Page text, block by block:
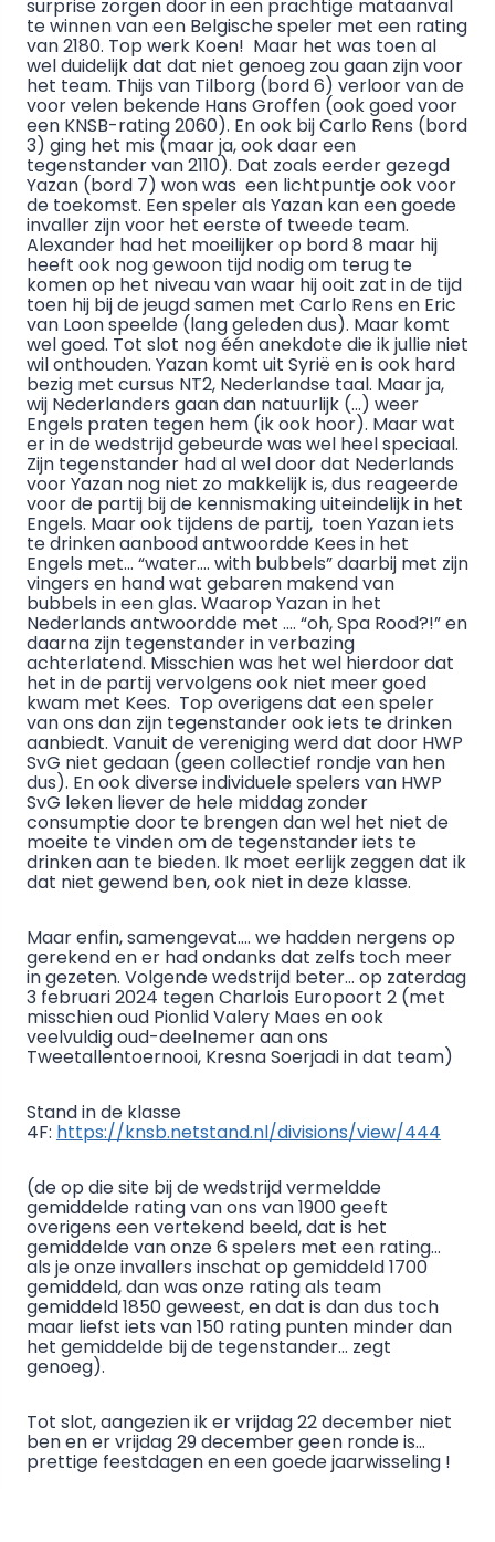
surprise zorgen door in een prachtige mataanval
te winnen van een Belgische speler met een rating
van 2180. Top werk Koen! Maar het was toen al
wel duidelijk dat dat niet genoeg zou gaan zijn voor
het team. Thijs van Tilborg (bord 6) verloor van de
voor velen bekende Hans Groffen (ook goed voor
een KNSB-rating 2060). En ook bij Carlo Rens (bord
3) ging het mis (maar ja, ook daar een
tegenstander van 2110). Dat zoals eerder gezegd
Yazan (bord 7) won was een lichtpuntje ook voor
de toekomst. Een speler als Yazan kan een goede
invaller zijn voor het eerste of tweede team.
Alexander had het moeilijker op bord 8 maar hij
heeft ook nog gewoon tijd nodig om terug te
komen op het niveau van waar hij ooit zat in de tijd
toen hij bij de jeugd samen met Carlo Rens en Eric
van Loon speelde (lang geleden dus). Maar komt
wel goed. Tot slot nog één anekdote die ik jullie niet
wil onthouden. Yazan komt uit Syrië en is ook hard
bezig met cursus NT2, Nederlandse taal. Maar ja,
wij Nederlanders gaan dan natuurlijk (…) weer
Engels praten tegen hem (ik ook hoor). Maar wat
er in de wedstrijd gebeurde was wel heel speciaal.
Zijn tegenstander had al wel door dat Nederlands
voor Yazan nog niet zo makkelijk is, dus reageerde
voor de partij bij de kennismaking uiteindelijk in het
Engels. Maar ook tijdens de partij, toen Yazan iets
te drinken aanbood antwoordde Kees in het
Engels met… “water…. with bubbels” daarbij met zijn
vingers en hand wat gebaren makend van
bubbels in een glas. Waarop Yazan in het
Nederlands antwoordde met …. “oh, Spa Rood?!” en
daarna zijn tegenstander in verbazing
achterlatend. Misschien was het wel hierdoor dat
het in de partij vervolgens ook niet meer goed
kwam met Kees. Top overigens dat een speler
van ons dan zijn tegenstander ook iets te drinken
aanbiedt. Vanuit de vereniging werd dat door HWP
SvG niet gedaan (geen collectief rondje van hen
dus). En ook diverse individuele spelers van HWP
SvG leken liever de hele middag zonder
consumptie door te brengen dan wel het niet de
moeite te vinden om de tegenstander iets te
drinken aan te bieden. Ik moet eerlijk zeggen dat ik
dat niet gewend ben, ook niet in deze klasse.
Maar enfin, samengevat…. we hadden nergens op
gerekend en er had ondanks dat zelfs toch meer
in gezeten. Volgende wedstrijd beter… op zaterdag
3 februari 2024 tegen Charlois Europoort 2 (met
misschien oud Pionlid Valery Maes en ook
veelvuldig oud-deelnemer aan ons
Tweetallentoernooi, Kresna Soerjadi in dat team)
Stand in de klasse
4F: https://knsb.netstand.nl/divisions/view/444
(de op die site bij de wedstrijd vermeldde
gemiddelde rating van ons van 1900 geeft
overigens een vertekend beeld, dat is het
gemiddelde van onze 6 spelers met een rating…
als je onze invallers inschat op gemiddeld 1700
gemiddeld, dan was onze rating als team
gemiddeld 1850 geweest, en dat is dan dus toch
maar liefst iets van 150 rating punten minder dan
het gemiddelde bij de tegenstander… zegt
genoeg).
Tot slot, aangezien ik er vrijdag 22 december niet
ben en er vrijdag 29 december geen ronde is…
prettige feestdagen en een goede jaarwisseling !